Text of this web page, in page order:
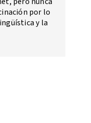
por lo
y la